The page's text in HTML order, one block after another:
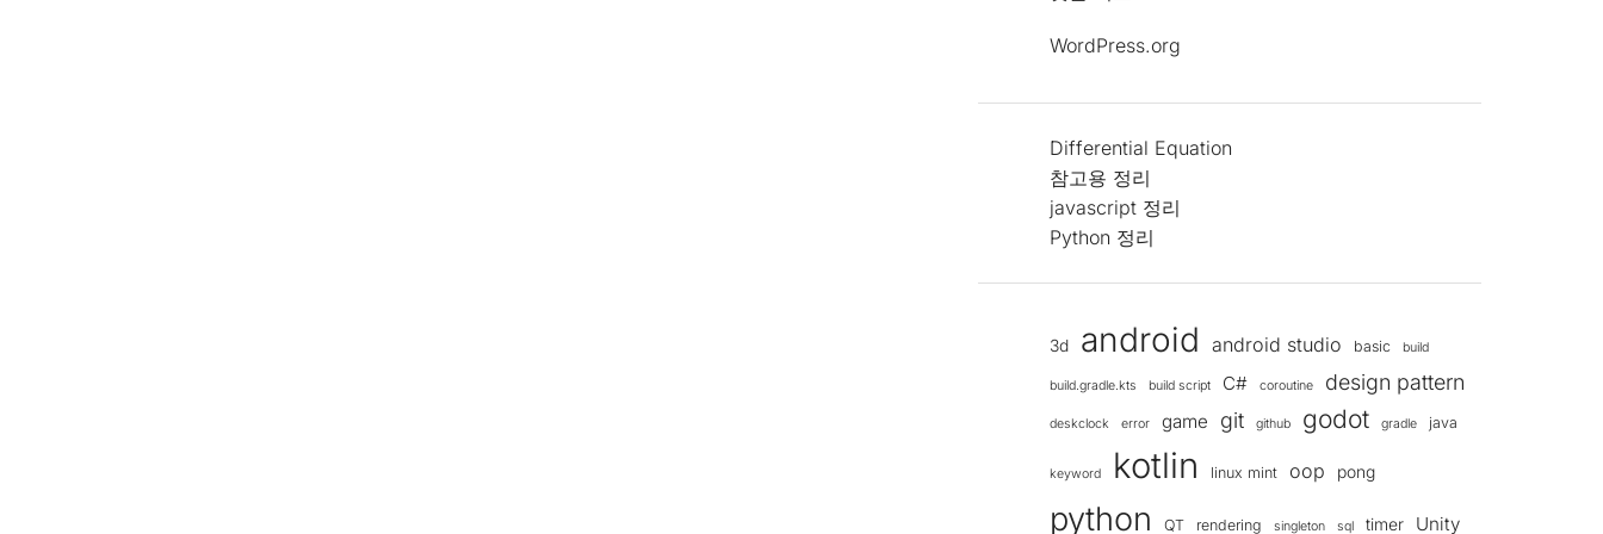
WordPress.org
Differential Equation
참고용 정리
javascript 정리
Python 정리
3d android android studio basic build
build.gradle.kts build script C# coroutine design pattern
deskclock error game git github godot gradle java
keyword kotlin linux mint oop pong
python QT rendering singleton sql timer Unity